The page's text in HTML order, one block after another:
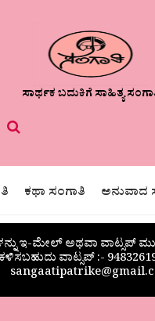
ಸಾರ್ಥಕ ಬದುಕಿಗೆ ಸಾಹಿತ್ಯ
ಕಥಾ ಸಂಗಾತಿ ಅನುವಾದ
ಇ-ಮೇಲ್ ಅಥವಾ ವಾಟ್ಸಪ್
ವಾಟ್ಸಪ್‌ :-